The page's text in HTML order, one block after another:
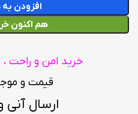
افزودن
هم اکنون
خرید امن و راحت
قیمت و
ارسال آنی